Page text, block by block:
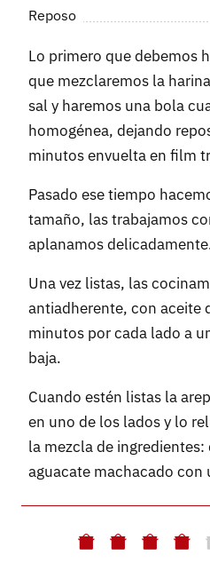
Reposo
Lo primero que debemos
que mezclaremos la
sal y haremos una bola
homogénea, dejando
minutos envuelta en film
Pasado ese tiempo
tamaño, las trabajamos
aplanamos
Una vez listas, las
antiadherente, con aceite
minutos por cada lado a
baja.
Cuando estén listas la
en uno de los lados y lo
la mezcla de
aguacate machacado con